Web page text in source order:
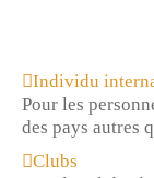
Individu
Pour les
des pays autres
Clubs